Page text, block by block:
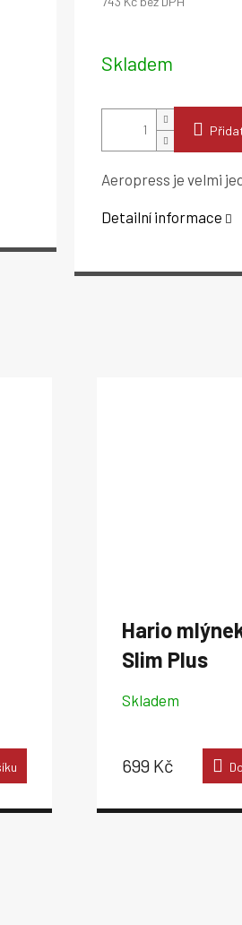
Skladem
Aeropress je velmi
Detailní informace
Hario
Slim Plus
Skladem
699 Kč